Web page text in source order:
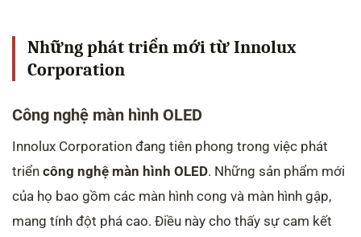
Những phát triển mới từ Innolux
Corporation
Công nghệ màn hình OLED
Innolux Corporation đang tiên phong trong việc phát
triển công nghệ màn hình OLED. Những sản phẩm mới
của họ bao gồm các màn hình cong và màn hình gập,
mang tính đột phá cao. Điều này cho thấy sự cam kết